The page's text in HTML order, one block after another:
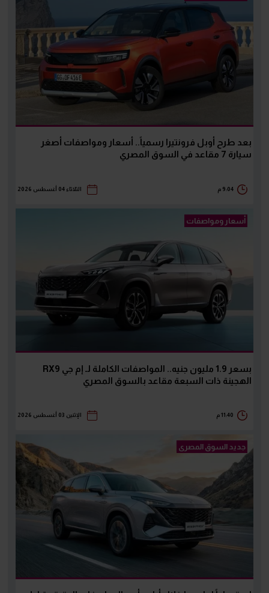
بعد طرح أوبل فرونتيرا رسمياً.. أسعار ومواصفات أصغر
سيارة 7 مقاعد في السوق المصري
9:04 م الثلاثاء 04 أغسطس 2026
أسعار ومواصفات
بسعر 1.9 مليون جنيه.. المواصفات الكاملة لـ إم جي RX9
الهجينة ذات السبعة مقاعد بالسوق المصري
11:40 م الإثنين 03 أغسطس 2026
جديد السوق المصرى